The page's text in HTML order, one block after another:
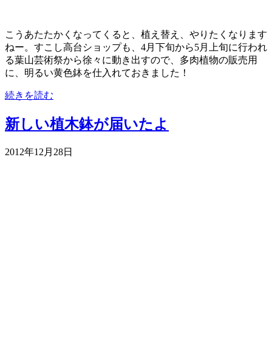
こうあたたかくなってくると、植え替え、やりたくなります
ねー。すこし高台ショップも、4月下旬から5月上旬に行われ
る葉山芸術祭から徐々に動き出すので、多肉植物の販売用
に、明るい黄色鉢を仕入れておきました！
続きを読む
新しい植木鉢が届いたよ
2012年12月28日